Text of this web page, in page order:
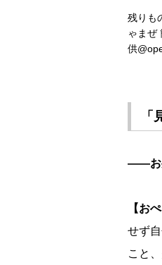
残りも
ゃまぜ
供
――お
【お
せず
こと